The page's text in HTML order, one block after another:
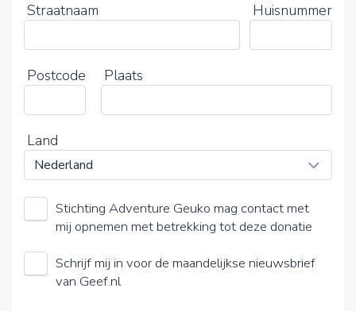
Straatnaam Huisnummer
Postcode Plaats
Land
Stichting Adventure Geuko mag contact met
mij opnemen met betrekking tot deze donatie
Schrijf mij in voor de maandelijkse nieuwsbrief
van Geef.nl